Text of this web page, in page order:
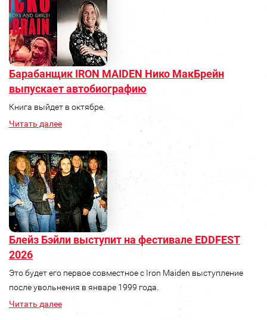
Барабанщик IRON MAIDEN Нико МакБрейн
выпускает автобиографию
Книга выйдет в октябре.
Читать далее
Блейз Бэйли выступит на фестивале EDDFEST
2026
Это будет его первое совместное с Iron Maiden выступление
после увольнения в январе 1999 года.
Читать далее